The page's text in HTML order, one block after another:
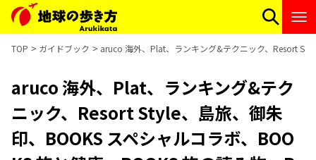
TOP ガイドブック aruco 海外、Plat、ランキング&テクニック、Resort
aruco 海外、Plat、ランキング&テク
ニック、Resort Style、島旅、御朱
印、BOOKS スペシャルコラボ、BOO